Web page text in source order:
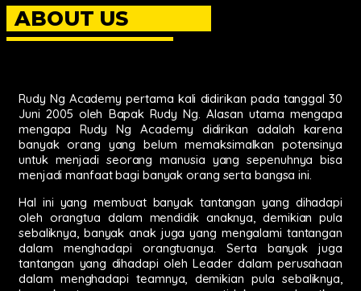
ABOUT US
Rudy Ng Academy pertama kali didirikan pada tanggal 30
Juni 2005 oleh Bapak Rudy Ng. Alasan utama mengapa
mengapa Rudy Ng Academy didirikan adalah karena
banyak orang yang belum memaksimalkan potensinya
untuk menjadi seorang manusia yang sepenuhnya bisa
menjadi manfaat bagi banyak orang serta bangsa ini.
Hal ini yang membuat banyak tantangan yang dihadapi
oleh orangtua dalam mendidik anaknya, demikian pula
sebaliknya, banyak anak juga yang mengalami tantangan
dalam menghadapi orangtuanya. Serta banyak juga
tantangan yang dihadapi oleh Leader dalam perusahaan
dalam menghadapi teamnya, demikian pula sebaliknya,